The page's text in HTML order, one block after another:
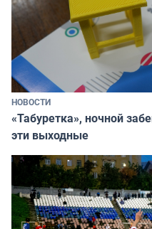
НОВОСТИ
«Табуретка», ночной
эти выходные